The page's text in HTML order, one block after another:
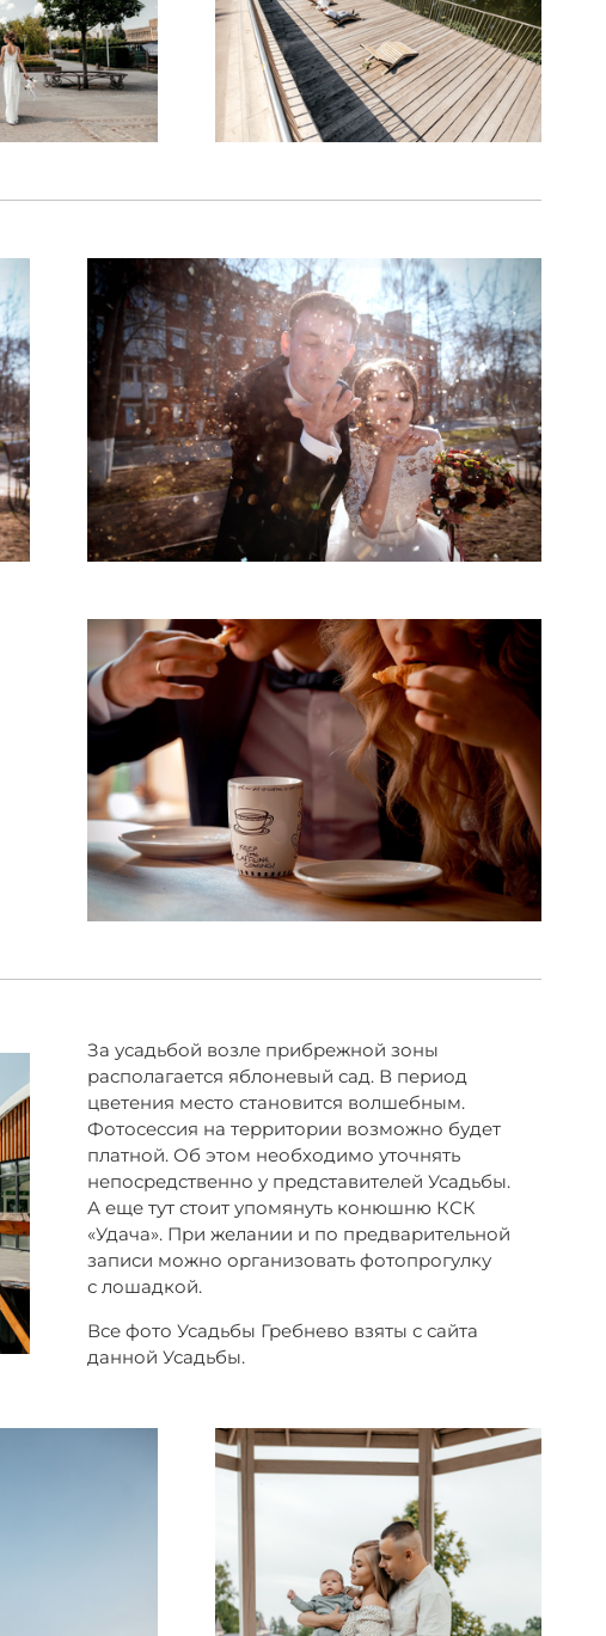
За усадьбой возле прибрежной зоны
располагается яблоневый сад. В период
цветения место становится волшебным.
Фотосессия на территории возможно будет
платной. Об этом необходимо уточнять
непосредственно у представителей Усадьбы.
А еще тут стоит упомянуть конюшню КСК
«Удача». При желании и по предварительной
записи можно организовать фотопрогулку
с лошадкой.
Все фото Усадьбы Гребнево взяты с сайта
данной Усадьбы.